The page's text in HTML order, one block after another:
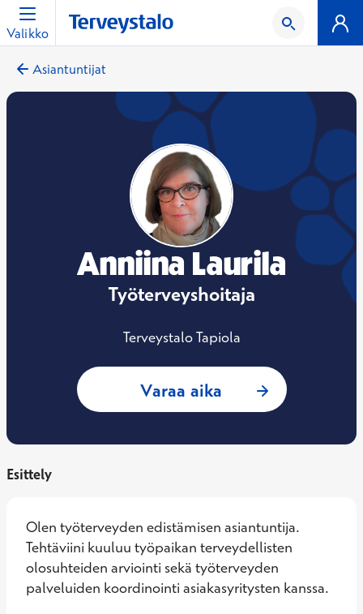
Valikko
Asiantuntijat
Anniina Laurila
Työterveyshoitaja
Terveystalo Tapiola
Varaa aika : Anniina
Esittely
Olen työterveyden edistämisen asiantuntija.
Tehtäviini kuuluu työpaikan terveydellisten
olosuhteiden arviointi sekä työterveyden
palveluiden koordinointi asiakasyritysten kanssa.